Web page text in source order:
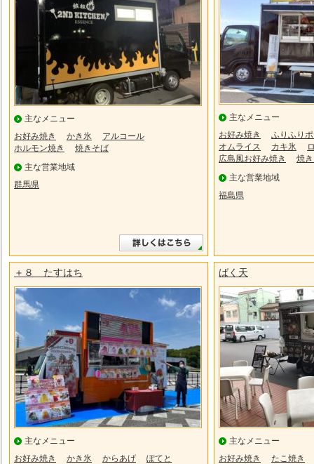
主なメニュー
お好み焼き
かき氷
アルコール
ホルモン焼き
焼きそば
主な営業地域
群馬県
主なメニュー
お好み焼き
ふりふり
オムライス
カキ氷
広島風お好み焼き
焼
主な営業地域
福島県
＋８ たすはち
主なメニュー
お好み焼き
かき氷 からあげ
ぽてと
ばく天
主なメニュー
お好み焼き
たこ焼き